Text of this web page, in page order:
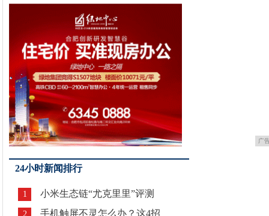
广
24小时新闻排行
1 小米生态链“尤克里里”评测
2 手机触屏不灵怎么办？这4招